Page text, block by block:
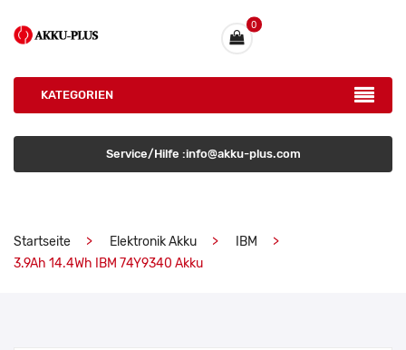
0
KATEGORIEN
Service/Hilfe :info@akku-plus.com
Startseite Elektronik Akku
IBM
3.9Ah 14.4Wh IBM 74Y9340 Akku